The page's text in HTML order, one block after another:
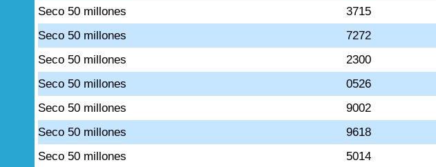
Seco 50 millones
3715
Seco 50 millones
7272
Seco 50 millones
2300
Seco 50 millones
0526
Seco 50 millones
9002
Seco 50 millones
9618
Seco 50 millones
5014